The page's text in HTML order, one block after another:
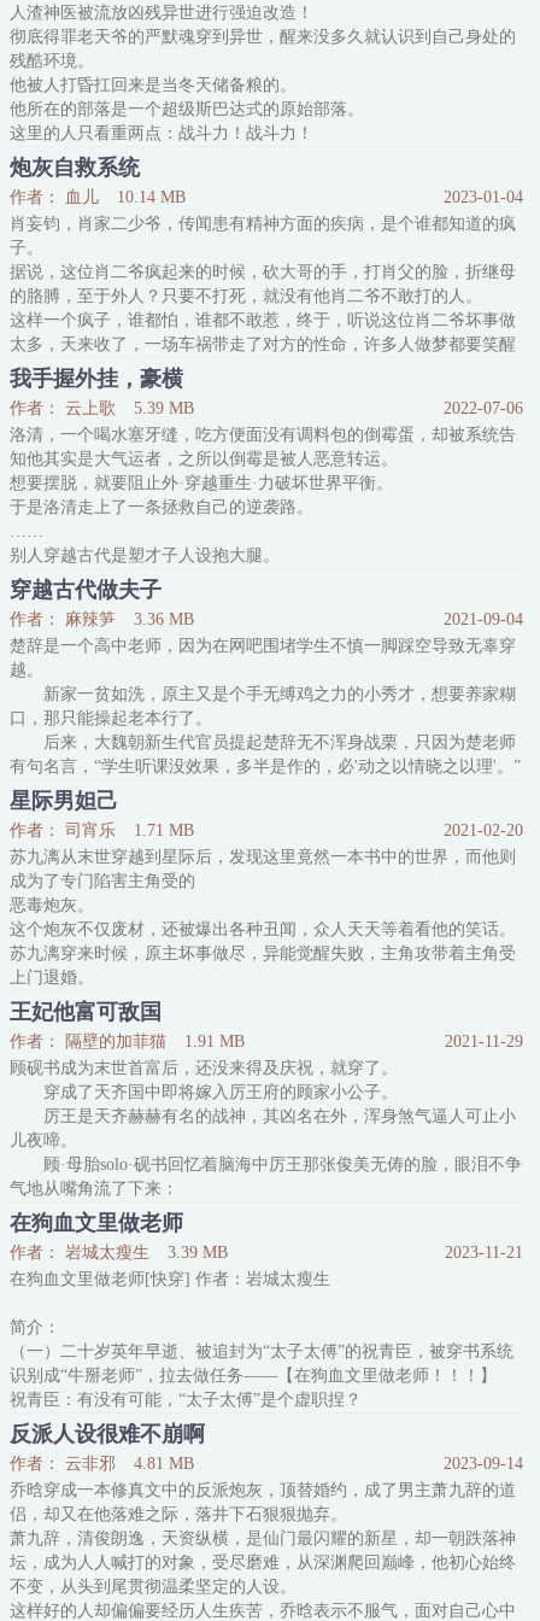
系统：现在开启传送。
于是——
十个世界的黑化大佬：这一次，我绝对不会再允许你从我的面前
消失。
人渣神医被流放凶残异世进行强迫改造！
彻底得罪老天爷的严默魂穿到异世，醒来没多久就认识到自己身处的
残酷环境。
他被人打昏扛回来是当冬天储备粮的。
他所在的部落是一个超级斯巴达式的原始部落。
这里的人只看重两点：战斗力！战斗力！
前者战斗力用在战场上，后者战斗力……
** ** **
看病？中医？喝苦渣？那是个什么玩意？你是不是想谋害本部落的勇
士们？杀！
种植小麦？养猪养鸡？我们是战士，不是奴隶！杀！
教女人做衣服煮饭？给她们制作肥皂和香水？操，竟然勾引部落的女
人！杀！
你说你是神的使者
炮灰自救系统
作者： 血儿 10.14 MB
2023-01-04
肖妄钧，肖家二少爷，传闻患有精神方面的疾病，是个谁都知道的疯
子。
据说，这位肖二爷疯起来的时候，砍大哥的手，打肖父的脸，折继母
的胳膊，至于外人？只要不打死，就没有他肖二爷不敢打的人。
这样一个疯子，谁都怕，谁都不敢惹，终于，听说这位肖二爷坏事做
太多，天来收了，一场车祸带走了对方的性命，许多人做梦都要笑醒
了，却不知这位肖二爷得到了一个快穿系统，车祸也非意外，有一
日，这位疯子二爷必定会回来有仇报仇，有怨报怨……
我手握外挂，豪横
作者： 云上歌 5.39 MB
2022-07-06
洛清，一个喝水塞牙缝，吃方便面没有调料包的倒霉蛋，却被系统告
知他其实是大气运者，之所以倒霉是被人恶意转运。
想要摆脱，就要阻止外·穿越重生·力破坏世界平衡。
于是洛清走上了一条拯救自己的逆袭路。
……
别人穿越古代是塑才子人设抱大腿。
洛清他是：一亩量产两三千斤的土豆红薯大甩卖啦，锋利的无上利器
订做啦。
搅动风云后，转身搭上皇帝，无人敢动。
别人穿越现代是当明星嫁大佬。
洛清他是：种灵植，卖修炼功法，搞核武器，再把自己上交给国家，
无人敢惹。
别人穿越星际是做美食弄直播。
洛清他是：辟谷
穿越古代做夫子
作者： 麻辣笋 3.36 MB
2021-09-04
楚辞是一个高中老师，因为在网吧围堵学生不慎一脚踩空导致无辜穿
越。
新家一贫如洗，原主又是个手无缚鸡之力的小秀才，想要养家糊
口，那只能操起老本行了。
后来，大魏朝新生代官员提起楚辞无不浑身战栗，只因为楚老师
有句名言，“学生听课没效果，多半是作的，必'动之以情晓之以理'。”
内容标签： 穿越时空 升级流 科举 朝堂之上
搜索关键字：主角：楚辞，寇静 ┃ 配角：楚家人 ┃ 其它：预收
《穿越之齐家》
一句话简介：不听课，毋宁死
作品简评：A市高中语文组扛把子楚辞一朝穿越，来
星际男妲己
作者： 司宵乐 1.71 MB
2021-02-20
苏九漓从末世穿越到星际后，发现这里竟然一本书中的世界，而他则
成为了专门陷害主角受的
恶毒炮灰。
这个炮灰不仅废材，还被爆出各种丑闻，众人天天等着看他的笑话。
苏九漓穿来时候，原主坏事做尽，异能觉醒失败，主角攻带着主角受
上门退婚。
苏九漓：退婚不是不可以，只要你变成兽形让我撸爽了。
主角攻&主角受：你做梦。
众人：不要脸，那是伴侣间才能做的亲密事情。
苏九漓被拒绝，一指旁边海报上面威风凛凛的大白虎，眼神冒光：这
才是我最爱的毛绒绒，我
要撸他！
主角攻：你疯了，那是我的舅舅。
主角受：你疯
王妃他富可敌国
作者： 隔壁的加菲猫 1.91 MB
2021-11-29
顾砚书成为末世首富后，还没来得及庆祝，就穿了。
穿成了天齐国中即将嫁入厉王府的顾家小公子。
厉王是天齐赫赫有名的战神，其凶名在外，浑身煞气逼人可止小
儿夜啼。
顾·母胎solo·砚书回忆着脑海中厉王那张俊美无俦的脸，眼泪不争
气地从嘴角流了下来：
好不好看的不重要，我主要是喜欢脾气臭的。
*
天齐国人人皆知，厉王阴狠暴戾，喜怒无常。
在顾家小公子被赐给厉王为正妃后，天齐国百姓无一不在心中扼
可惜顾家那艳冠京华的小公子了。
有好事者甚至开设了赌盘：赌顾小
在狗血文里做老师
作者： 岩城太瘦生 3.39 MB
2023-11-21
在狗血文里做老师[快穿] 作者：岩城太瘦生
简介：
（一）二十岁英年早逝、被追封为“太子太傅”的祝青臣，被穿书系统
识别成“牛掰老师”，拉去做任务——【在狗血文里做老师！！！】
祝青臣：有没有可能，“太子太傅”是个虚职捏？
系统：不可能，绝不可能！
古代世界，贱受惊才绝艳，十年寒窗，却在殿试前一天被渣攻强迫，
殿试当天发起高热，在御前晕倒，被有眼无珠的皇帝发配边疆整整十
年。
渣攻让他给自己做军师，一起造反。
成功后，渣攻做皇帝，他在深宫做皇后。
祝青臣：？
“咻”的一下清醒过来，在贱受房
反派人设很难不崩啊
作者： 云非邪 4.81 MB
2023-09-14
乔晗穿成一本修真文中的反派炮灰，顶替婚约，成了男主萧九辞的道
侣，却又在他落难之际，落井下石狠狠抛弃。
萧九辞，清俊朗逸，天资纵横，是仙门最闪耀的新星，却一朝跌落神
坛，成为人人喊打的对象，受尽磨难，从深渊爬回巅峰，他初心始终
不变，从头到尾贯彻温柔坚定的人设。
这样好的人却偏偏要经历人生疾苦，乔晗表示不服气，面对自己心中